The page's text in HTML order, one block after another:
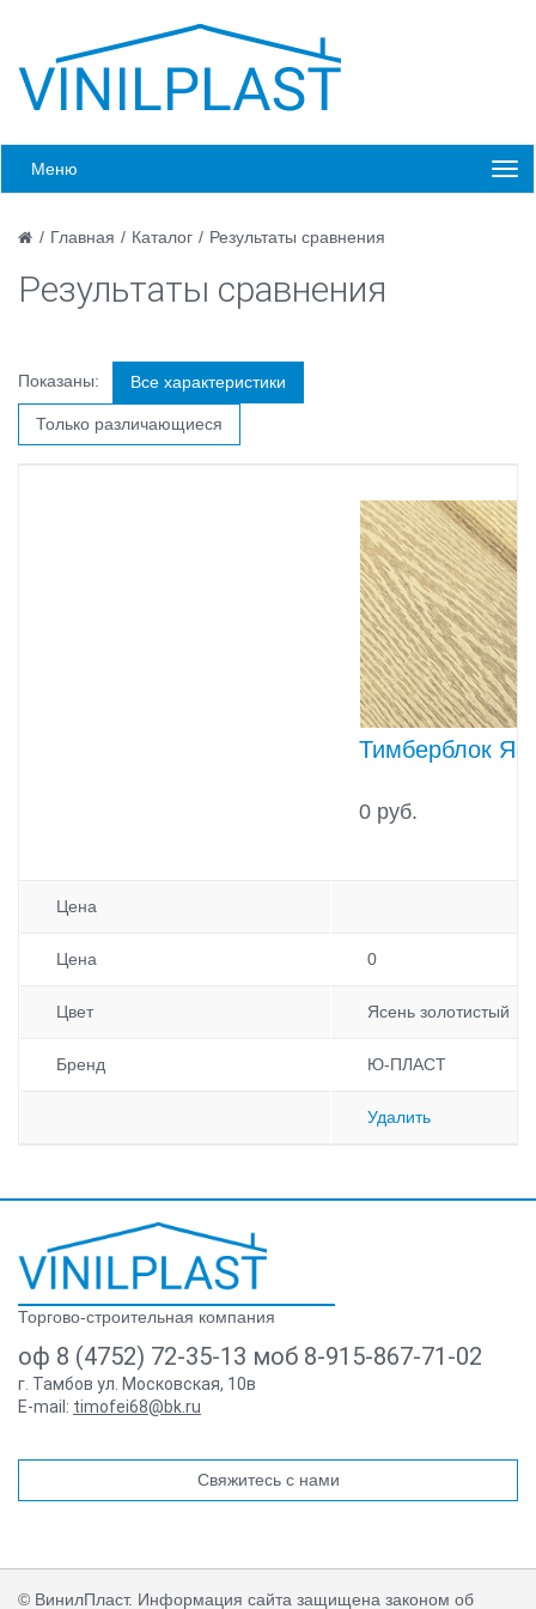
Меню
/ Главная / Каталог / Результаты сравнения
Результаты сравнения
Показаны: Все характеристики
Только различающиеся
Тимберблок
0 руб.
Цена
Цена 0
Цвет Ясень золотистый
Бренд Ю-ПЛАСТ
Удалить
Торгово-строительная компания
оф 8 (4752) 72-35-13 моб 8-915-867-71-02
г. Тамбов ул. Московская, 10в
E-mail: timofei68@bk.ru
Свяжитесь с нами
© ВинилПласт. Информация сайта защищена законом об